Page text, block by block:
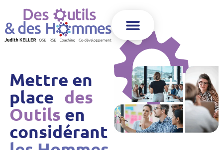
Mettre en
place des
Outils en
considérant